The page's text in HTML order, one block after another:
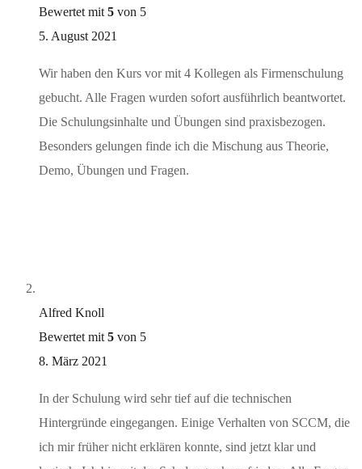
Bewertet mit 5 von 5
5. August 2021
Wir haben den Kurs vor mit 4 Kollegen als Firmenschulung
gebucht. Alle Fragen wurden sofort ausführlich beantwortet.
Die Schulungsinhalte und Übungen sind praxisbezogen.
Besonders gelungen finde ich die Mischung aus Theorie,
Demo, Übungen und Fragen.
Alfred Knoll
Bewertet mit 5 von 5
8. März 2021
In der Schulung wird sehr tief auf die technischen
Hintergründe eingegangen. Einige Verhalten von SCCM, die
ich mir früher nicht erklären konnte, sind jetzt klar und